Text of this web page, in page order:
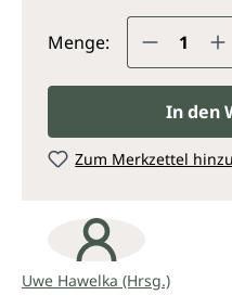
Menge:
In den
Zum Merkzettel
Uwe Hawelka (Hrsg.)